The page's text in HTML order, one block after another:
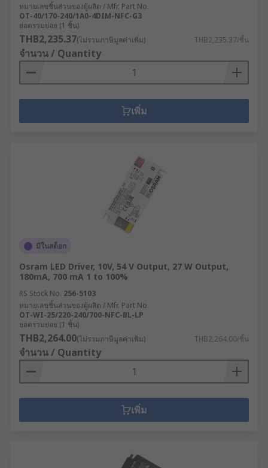
หมายเลขชิ้นส่วนของผู้ผลิต / Mfr. Part No.
OT-40/170-240/1A0-4DIM-NFC-G3
ยอดรวมย่อย (1 ชิ้น)
THB2,235.37(ไม่รวมภาษีมูลค่าเพิ่ม) THB2,235.37/ชิ้น
จำนวน / Quantity
เพิ่ม
มีในสต็อก
Osram LED Driver, 10V, 54 V Output, 27 W Output,
180mA, 700 mA 1 to 100%
RS Stock No. 256-5103
หมายเลขชิ้นส่วนของผู้ผลิต / Mfr. Part No.
OT-WI-25/220-240/700-NFC-BL-LP
ยอดรวมย่อย (1 ชิ้น)
THB2,264.00(ไม่รวมภาษีมูลค่าเพิ่ม) THB2,264.00/ชิ้น
จำนวน / Quantity
เพิ่ม